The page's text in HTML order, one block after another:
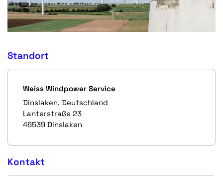
Standort
Weiss Windpower Service
Dinslaken, Deutschland
Lanterstraße 23
46539 Dinslaken
Kontakt